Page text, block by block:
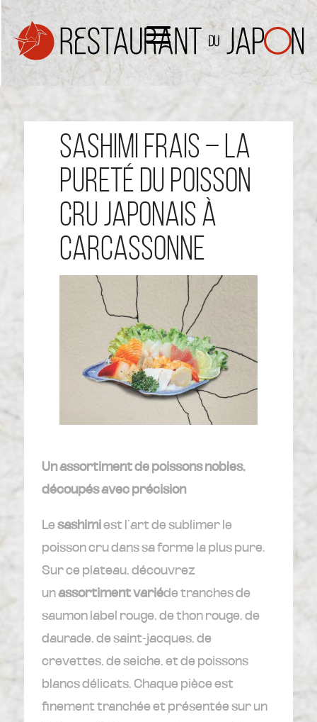
Sashimi Frais – La
Pureté du Poisson
Cru Japonais à
Carcassonne
Un assortiment de poissons nobles,
découpés avec précision
Le sashimi est l’art de sublimer le
poisson cru dans sa forme la plus pure.
Sur ce plateau, découvrez
unassortiment variéde tranches de
saumon label rouge, de thon rouge, de
daurade, de saint-jacques, de
crevettes, de seiche, et de poissons
blancs délicats. Chaque pièce est
finement tranchée et présentée sur un